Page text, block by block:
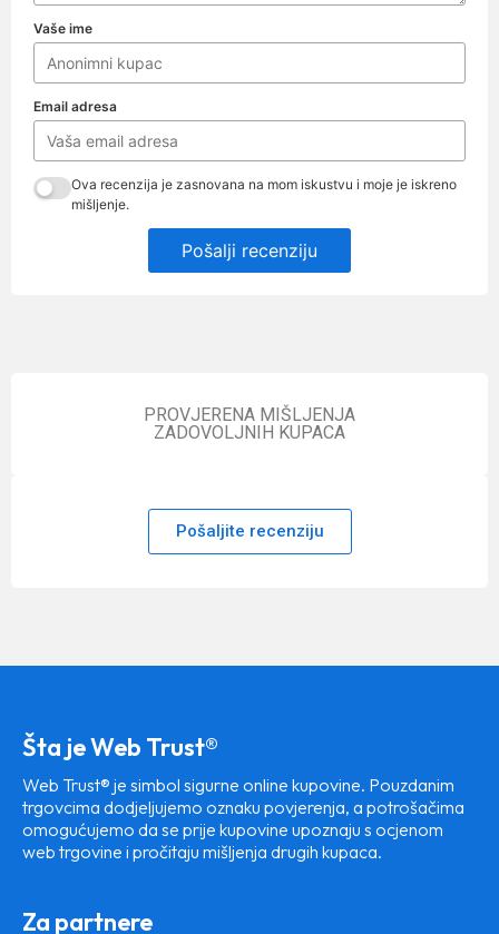
Vaše ime
Email adresa
Ova recenzija je zasnovana na mom iskustvu i moje je iskreno
mišljenje.
Pošalji recenziju
PROVJERENA MIŠLJENJA
ZADOVOLJNIH KUPACA
Pošaljite recenziju
Šta je Web Trust®
Web Trust® je simbol sigurne online kupovine. Pouzdanim
trgovcima dodjeljujemo oznaku povjerenja, a potrošačima
omogućujemo da se prije kupovine upoznaju s ocjenom
web trgovine i pročitaju mišljenja drugih kupaca.
Za partnere